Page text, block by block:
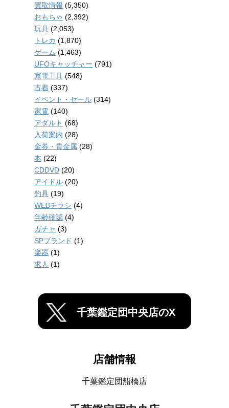
買取情報 (5,350)
おもちゃ (2,392)
玩具 (2,053)
トレカ (1,870)
ゲーム (1,463)
UFOキャッチャー (791)
家電工具 (548)
古着 (337)
イベント・セール (314)
家電 (140)
アダルト (68)
入荷案内 (28)
金券・貴金属 (28)
本 (22)
CDDVD (20)
アイドル (20)
釣具 (19)
WEBチラシ (4)
年齢確認 (4)
ガチャ (3)
SPブランド (1)
楽器 (1)
求人 (1)
千葉鑑定団中央店のX
店舗情報
千葉鑑定団船橋店